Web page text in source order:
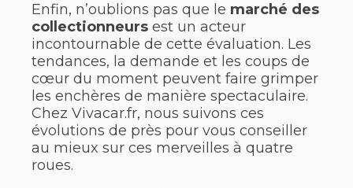
Enfin, n’oublions pas que le marché des
collectionneurs est un acteur
incontournable de cette évaluation. Les
tendances, la demande et les coups de
cœur du moment peuvent faire grimper
les enchères de manière spectaculaire.
Chez Vivacar.fr, nous suivons ces
évolutions de près pour vous conseiller
au mieux sur ces merveilles à quatre
roues.